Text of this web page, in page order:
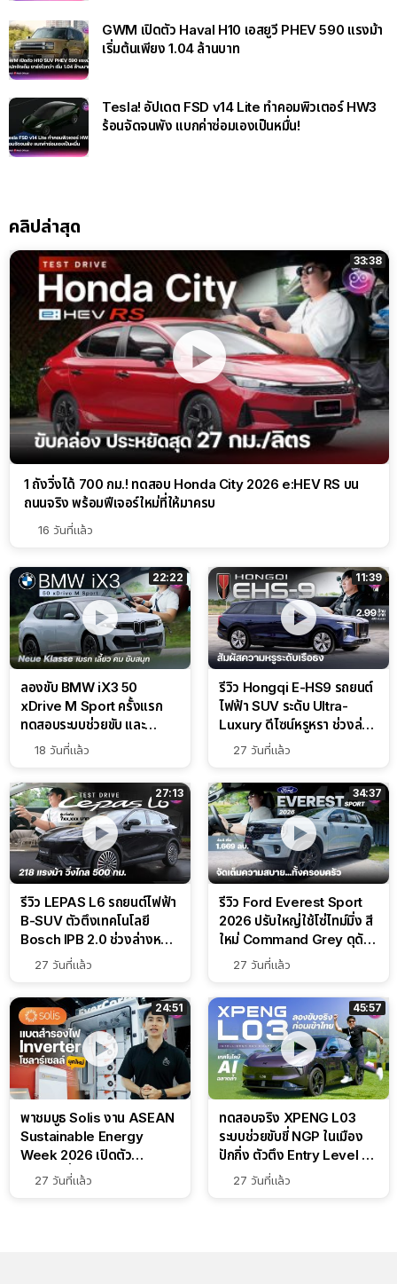
GWM เปิดตัว Haval H10 เอสยูวี PHEV 590 แรงม้า
เริ่มต้นเพียง 1.04 ล้านบาท
Tesla! อัปเดต FSD v14 Lite ทำคอมพิวเตอร์ HW3
ร้อนจัดจนพัง แบกค่าซ่อมเองเป็นหมื่น!
คลิปล่าสุด
33:38
1 ถังวิ่งได้ 700 กม.! ทดสอบ Honda City 2026 e:HEV RS บน
ถนนจริง พร้อมฟีเจอร์ใหม่ที่ให้มาครบ
16 วันที่แล้ว
22:22
ลองขับ BMW iX3 50
xDrive M Sport ครั้งแรก
ทดสอบระบบช่วยขับ และ
Performance แบบจัดเต็มใน
18 วันที่แล้ว
11:39
รีวิว Hongqi E-HS9 รถยนต์
ไฟฟ้า SUV ระดับ Ultra-
Luxury ดีไซน์หรูหรา ช่วงล่าง
CDC นุ่มหนึบเหนือระดับ
27 วันที่แล้ว
27:13
รีวิว LEPAS L6 รถยนต์ไฟฟ้า
B-SUV ตัวตึงเทคโนโลยี
Bosch IPB 2.0 ช่วงล่างหนึบ
ลุ้นราคา 7 แสนต้น
27 วันที่แล้ว
34:37
รีวิว Ford Everest Sport
2026 ปรับใหญ่ใช้โซ่ไทม์มิ่ง สี
ใหม่ Command Grey ดุดัน
สไตล์ครอบครัวสายลุย
27 วันที่แล้ว
24:51
พาชมบูธ Solis งาน ASEAN
Sustainable Energy
Week 2026 เปิดตัว
แบตเตอรี่ IntelliHouse และ
27 วันที่แล้ว
45:57
ทดสอบจริง XPENG L03
ระบบช่วยขับขี่ NGP ในเมือง
ปักกิ่ง ตัวตึง Entry Level ที่
ทำได้เกินตัว
27 วันที่แล้ว